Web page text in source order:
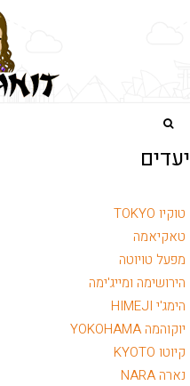
יעדים
טוקיו TOKYO
טאקיאמה
מפעל טויוטה
הירושימה ומייג'ימה
הימג'י HIMEJI
יוקוהמה YOKOHAMA
קיוטו KYOTO
נארה NARA